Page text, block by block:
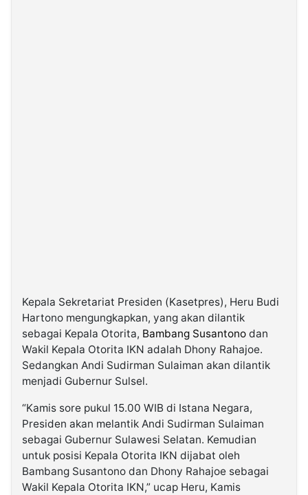
Kepala Sekretariat Presiden (Kasetpres), Heru Budi
Hartono mengungkapkan, yang akan dilantik
sebagai Kepala Otorita, Bambang Susantono dan
Wakil Kepala Otorita IKN adalah Dhony Rahajoe.
Sedangkan Andi Sudirman Sulaiman akan dilantik
menjadi Gubernur Sulsel.
“Kamis sore pukul 15.00 WIB di Istana Negara,
Presiden akan melantik Andi Sudirman Sulaiman
sebagai Gubernur Sulawesi Selatan. Kemudian
untuk posisi Kepala Otorita IKN dijabat oleh
Bambang Susantono dan Dhony Rahajoe sebagai
Wakil Kepala Otorita IKN,” ucap Heru, Kamis